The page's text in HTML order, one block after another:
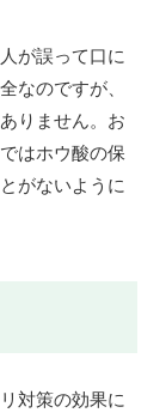
が誤って口に
なのですが、
りません。お
はホウ酸の保
がないように
対策の効果に